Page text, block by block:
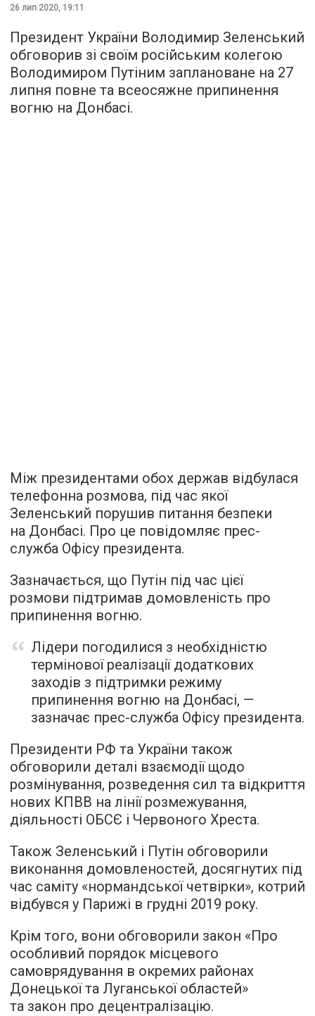
26 лип 2020, 19:11
Президент України Володимир Зеленський
обговорив зі своїм російським колегою
Володимиром Путіним заплановане на 27
липня повне та всеосяжне припинення
вогню на Донбасі.
Між президентами обох держав відбулася
телефонна розмова, під час якої
Зеленський порушив питання безпеки
на Донбасі. Про це повідомляє прес-
служба Офісу президента.
Зазначається, що Путін під час цієї
розмови підтримав домовленість про
припинення вогню.
Лідери погодилися з необхідністю
термінової реалізації додаткових
заходів з підтримки режиму
припинення вогню на Донбасі, —
зазначає прес-служба Офісу президента.
Президенти РФ та України також
обговорили деталі взаємодії щодо
розмінування, розведення сил та відкриття
нових КПВВ на лінії розмежування,
діяльності ОБСЄ і Червоного Хреста.
Також Зеленський і Путін обговорили
виконання домовленостей, досягнутих під
час саміту «нормандської четвірки», котрий
відбувся у Парижі в грудні 2019 року.
Крім того, вони обговорили закон «Про
особливий порядок місцевого
самоврядування в окремих районах
Донецької та Луганської областей»
та закон про децентралізацію.